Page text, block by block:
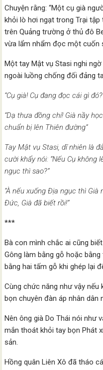
Chuyện rằng: “Một cụ già
khỏi lò hơi ngạt trong Trại tập
trên Quảng trường ở thủ đô
vừa lẩm nhẩm đọc một cuốn
Một tay Mật vụ Stasi nghi
ngoài luồng chống đối đảng
“Cụ già! Cụ đang đọc cái gì
“Dạ thưa đồng chí! Già nầy
chuẩn bị lên Thiên đường”
Tay Mật vụ Stasi, dĩ nhiên là
cười khẩy nói: “Nếu Cụ
ngục thì sao?”
“À nếu xuống Địa ngục thì
Đức, Già đã biết rồi!”
***
Bà con mình chắc ai cũng biết
Gông làm bằng gỗ hoặc
bằng hai tấm gỗ khi ghép lại
Cùng chức năng như vậy
bọn chuyên đàn áp nhân dân
Nên ông già Do Thái nói như
mắn thoát khỏi tay bọn Phát
sản.
Hồng quân Liên Xô đã tháo